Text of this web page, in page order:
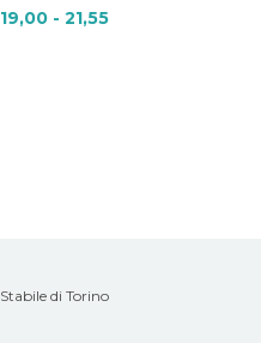
- 21,55
di Torino